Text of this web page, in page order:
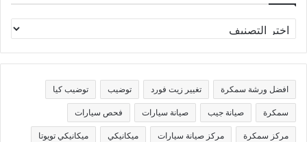
ص
ن
ف
ا
افضل ورشة سمكرة تغيير زيت فورد توضيب توضيب كيا
سمكرة صيانة جيب صيانة سيارات فحص سيارات
مركز سمكرة مركز صيانة سيارات ميكانيكي ميكانيكي تويوتا